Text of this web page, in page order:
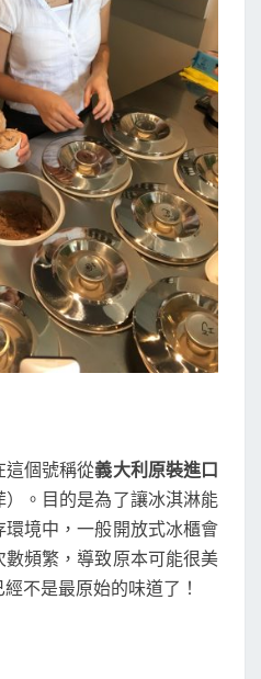
這個號稱從義大利原裝進口
）。目的是為了讓冰淇淋能
境中，一般開放式冰櫃會
頻繁，導致原本可能很美
不是最原始的味道了！